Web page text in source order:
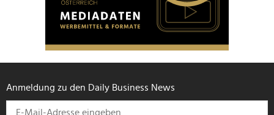
Anmeldung zu den Daily Business News